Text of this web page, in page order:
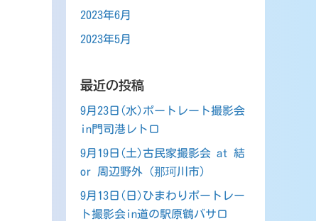
2023年6月
2023年5月
最近の投稿
9月23日(水)ポートレート撮影会
in門司港レトロ
9月19日(土)古民家撮影会 at 結
or 周辺野外（那珂川市）
9月13日(日)ひまわりポートレー
ト撮影会in道の駅原鶴バサロ